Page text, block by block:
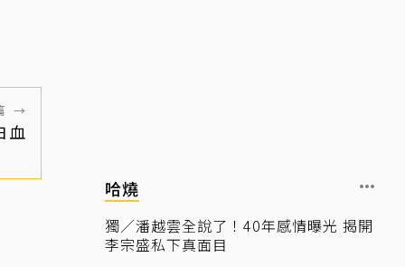
→
血
哈燒
獨／潘越雲全說了！40年感情曝光 揭開
李宗盛私下真面目